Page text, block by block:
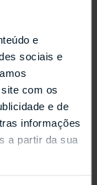
e
sociais e
com os
e de
informações
a partir da sua